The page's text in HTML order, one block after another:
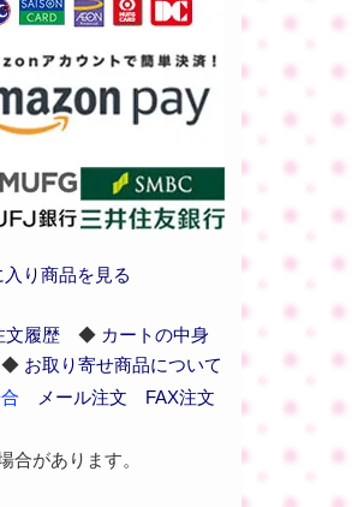
入り商品を見る
文履歴◆ カートの中身
お取り寄せ商品について
メール注文 FAX注文
があります。